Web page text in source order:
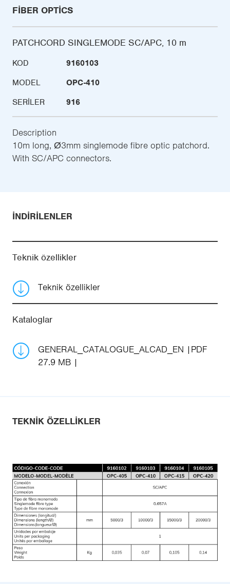
FIBER OPTICS
PATCHCORD SINGLEMODE SC/APC, 10 m
KOD
9160103
MODEL
OPC-410
SERILER
916
Description
10m long, Ø3mm singlemode fibre optic patchord.
With SC/APC connectors.
İNDIRILENLER
Teknik özellikler
Teknik özellikler
Kataloglar
GENERAL_CATALOGUE_ALCAD_EN
PDF
27.9 MB
TEKNIK ÖZELLIKLER